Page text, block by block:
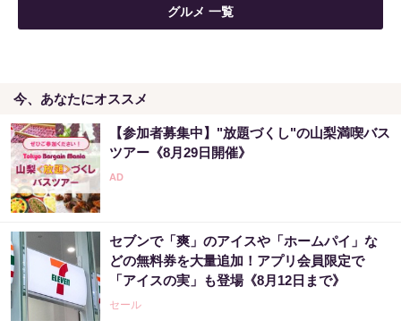
グルメ 一覧
今、あなたにオススメ
【参加者募集中】"放題づくし"の山梨満喫バス
ツアー《8月29日開催》
セブンで「爽」のアイスや「ホームパイ」な
どの無料券を大量追加！アプリ会員限定で
「アイスの実」も登場《8月12日まで》
セール